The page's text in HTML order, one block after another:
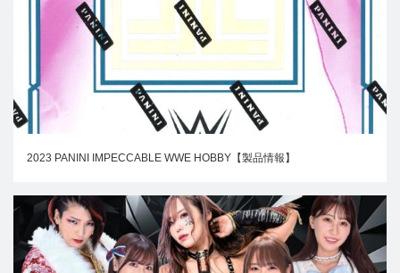
2023 PANINI IMPECCABLE WWE HOBBY【製品情報】